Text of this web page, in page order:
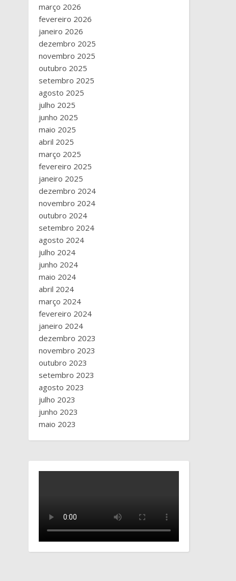
março 2026
fevereiro 2026
janeiro 2026
dezembro 2025
novembro 2025
outubro 2025
setembro 2025
agosto 2025
julho 2025
junho 2025
maio 2025
abril 2025
março 2025
fevereiro 2025
janeiro 2025
dezembro 2024
novembro 2024
outubro 2024
setembro 2024
agosto 2024
julho 2024
junho 2024
maio 2024
abril 2024
março 2024
fevereiro 2024
janeiro 2024
dezembro 2023
novembro 2023
outubro 2023
setembro 2023
agosto 2023
julho 2023
junho 2023
maio 2023